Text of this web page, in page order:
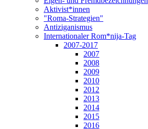
Aktivist*innen
"Roma-Strategien"
Antiziganismus
Internationaler Rom*nija-Tag
2007-2017
2007
2008
2009
2010
2012
2013
2014
2015
2016